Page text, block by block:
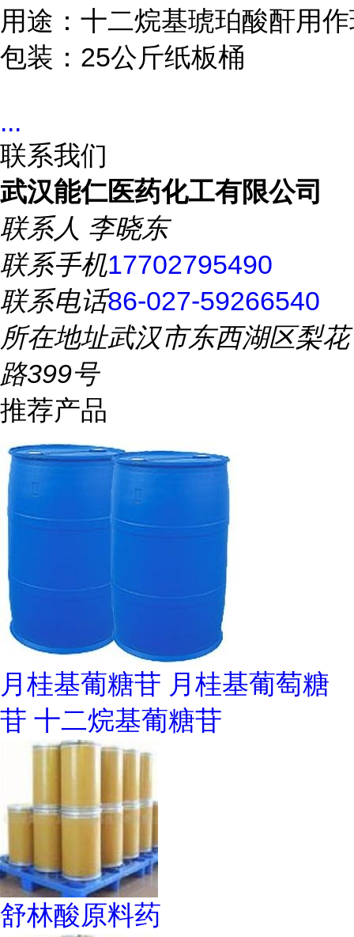
用途：十二烷基琥珀酸酐用
包装：25公斤纸板桶
...
联系我们
武汉能仁医药化工有限公司
联系人 李晓东
联系手机17702795490
联系电话86-027-59266540
所在地址武汉市东西湖区梨花
路399号
推荐产品
月桂基葡糖苷 月桂基葡萄糖
苷 十二烷基葡糖苷
舒林酸原料药